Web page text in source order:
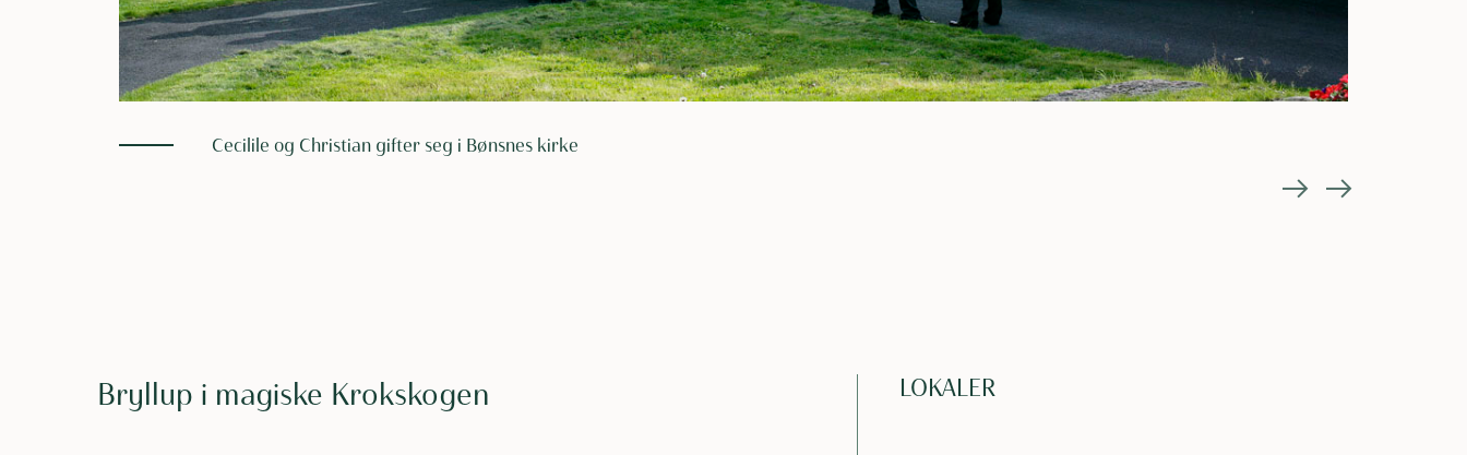
Cecilile og Christian gifter seg i Bønsnes kirke
Bryllup i magiske Krokskogen LOKALER